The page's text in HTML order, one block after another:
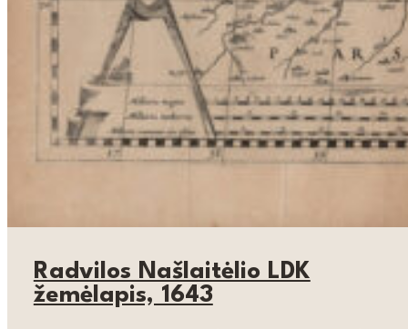
Radvilos Našlaitėlio LDK
žemėlapis, 1643